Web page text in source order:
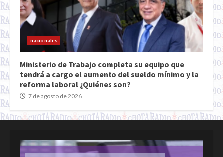
nacionales
Ministerio de Trabajo completa su equipo que
tendrá a cargo el aumento del sueldo mínimo y la
reforma laboral ¿Quiénes son?
7 de agosto de 2026